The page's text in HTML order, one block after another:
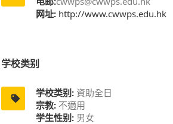
网址: http://www.cwwps.edu.hk
学校类别
学校类别: 資助全日
宗教: 不適用
学生性别: 男女